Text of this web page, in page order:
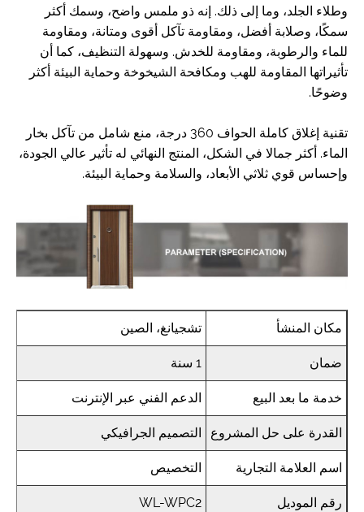
وطلاء الجلد، وما إلى ذلك. إنه ذو ملمس واضح، وسمك أكثر
سمكًا، وصلابة أفضل، ومقاومة تآكل أقوى ومتانة، ومقاومة
للماء والرطوبة، ومقاومة للخدش. وسهولة التنظيف، كما أن
تأثيراتها المقاومة للهب ومكافحة الشيخوخة وحماية البيئة أكثر
وضوحًا.
تقنية إغلاق كاملة الحواف 360 درجة، منع شامل من تآكل بخار
الماء. أكثر جمالا في الشكل، المنتج النهائي له تأثير عالي الجودة،
وإحساس قوي ثلاثي الأبعاد، والسلامة وحماية البيئة.
مكان المنشأ تشجيانغ، الصين
ضمان 1 سنة
خدمة ما بعد البيع الدعم الفني عبر الإنترنت
القدرة على حل المشروع التصميم الجرافيكي
اسم العلامة التجارية التخصيص
رقم الموديل WL-WPC2